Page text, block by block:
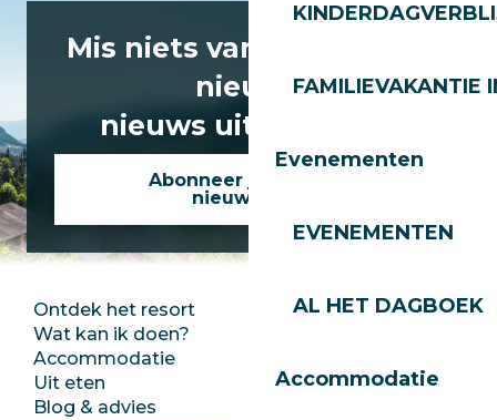
FAMILIEVAKANTIE
Evenementen
EVENEMENTEN
AL HET DAGBOEK
Accommodatie
Mis niets van het laatste
nieuws
nieuws uit Les Gets!
Abonneer je op onze
nieuwsbrief
Ontdek het resort
Wat kan ik doen?
Accommodatie
Uit eten
Blog & advies
Perszaal
Jobs